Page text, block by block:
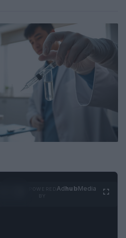
AdhubMedia